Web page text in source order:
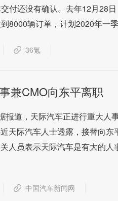
付还没有确认。去年12月28
8000辆订单，计划2020年一季
36氪
兼CMO向东平离职
报道，天际汽车正进行重大人
天际汽车人士透露，接替向
人员表示天际汽车是有大的
中国汽车新闻网